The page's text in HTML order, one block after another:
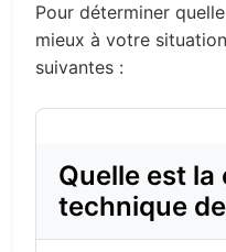
Pour déterminer
mieux à votre
suivantes :
Quelle est
technique